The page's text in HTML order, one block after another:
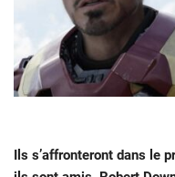
Ils s’affronteront dans le